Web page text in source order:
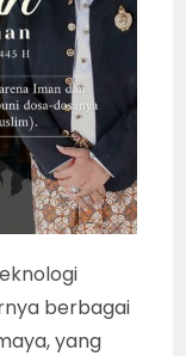
berbagai
yang